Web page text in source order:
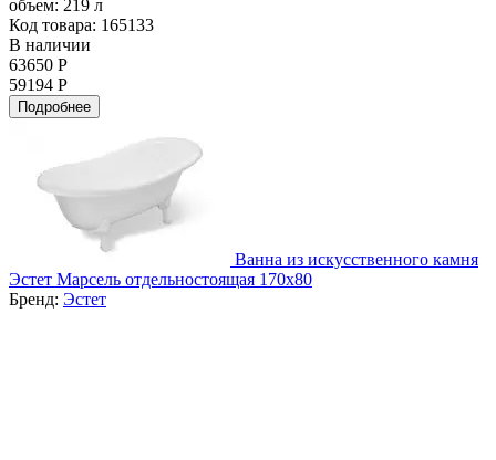
объем: 219 л
Код товара: 165133
В наличии
63650 Р
59194 Р
Подробнее
Ванна из искусственного камня
Эстет Марсель отдельностоящая 170х80
Бренд: Эстет